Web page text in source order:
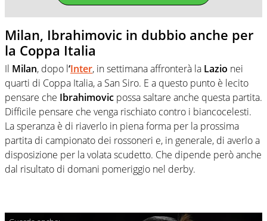
Milan, Ibrahimovic in dubbio anche per
la Coppa Italia
Il Milan, dopo l‘Inter, in settimana affronterà la Lazio nei
quarti di Coppa Italia, a San Siro. E a questo punto è lecito
pensare che Ibrahimovic possa saltare anche questa partita.
Difficile pensare che venga rischiato contro i biancocelesti.
La speranza è di riaverlo in piena forma per la prossima
partita di campionato dei rossoneri e, in generale, di averlo a
disposizione per la volata scudetto. Che dipende però anche
dal risultato di domani pomeriggio nel derby.